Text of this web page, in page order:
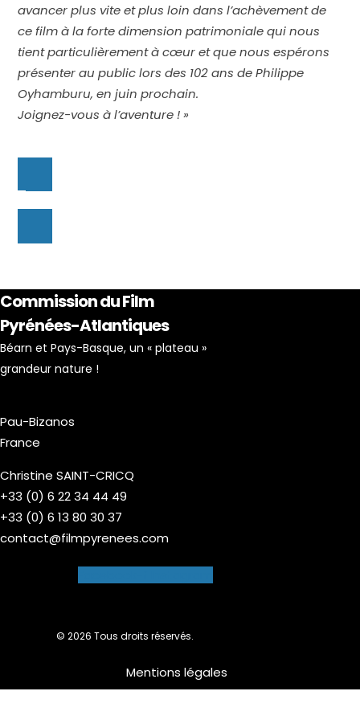
avancer plus vite et plus loin dans l’achèvement de
ce film à la forte dimension patrimoniale qui nous
tient particulièrement à cœur et que nous espérons
présenter au public lors des 102 ans de Philippe
Oyhamburu, en juin prochain.
Joignez-vous à l’aventure ! »
Commission du Film
Pyrénées-Atlantiques
Béarn et Pays-Basque, un « plateau »
grandeur nature !
Pau-Bizanos
France
Christine SAINT-CRICQ
+33 (0) 6 22 34 44 49
+33 (0) 6 13 80 30 37
contact@filmpyrenees.com
© 2026 Tous droits réservés.
Mentions légales